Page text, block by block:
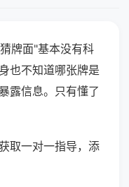
牌面"基本没有科
也不知道哪张牌是
露信息。只有懂了
取一对一指导，添